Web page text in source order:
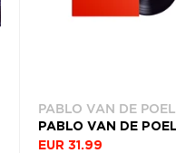
PABLO VAN DE POEL
EUR 31.99